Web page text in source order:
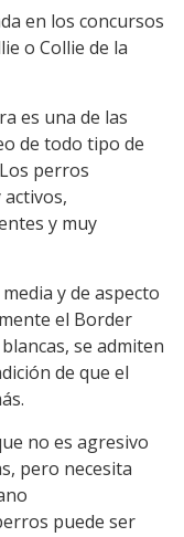
en los concursos
o Collie de la
es una de las
de todo tipo de
perros
y muy
y de aspecto
el Border
se admiten
de que el
no es agresivo
pero necesita
puede ser